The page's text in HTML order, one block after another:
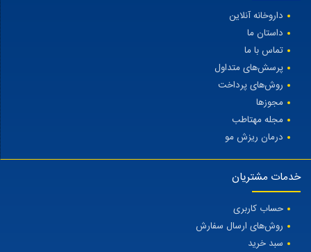
داروخانه آنلاین
داستان ما
تماس با ما
پرسش‌های متداول
روش‌های پرداخت
مجوزها
مجله مهتاطب
درمان ریزش مو
خدمات مشتریان
حساب کاربری
روش‌های ارسال سفارش
سبد خرید